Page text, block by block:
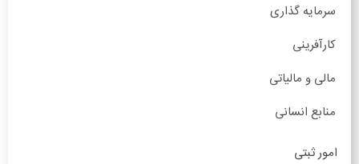
سرمایه گذاری
کارآفرینی
مالی و مالیاتی
منابع انسانی
امور ثبتی